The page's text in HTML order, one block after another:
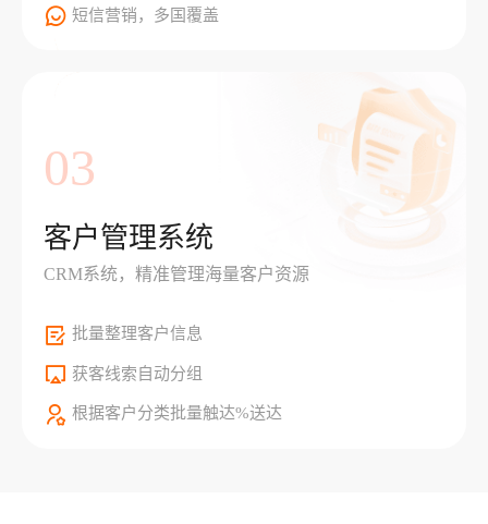
短信营销，多国覆盖
03
客户管理系统
CRM系统，精准管理海量客户资源
批量整理客户信息
获客线索自动分组
根据客户分类批量触达%送达